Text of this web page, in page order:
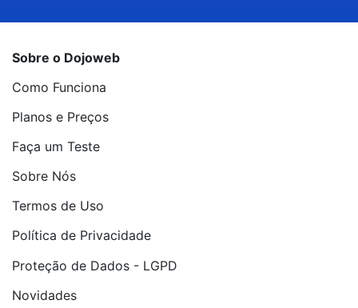
Sobre o Dojoweb
Como Funciona
Planos e Preços
Faça um Teste
Sobre Nós
Termos de Uso
Política de Privacidade
Proteção de Dados - LGPD
Novidades